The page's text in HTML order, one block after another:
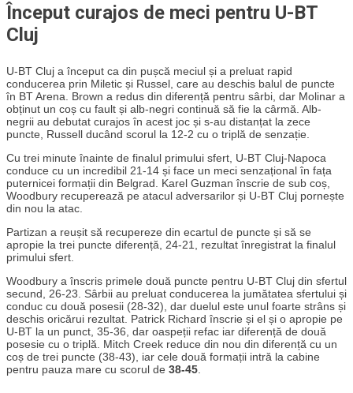
Început curajos de meci pentru U-BT
Cluj
U-BT Cluj a început ca din pușcă meciul și a preluat rapid
conducerea prin Miletic și Russel, care au deschis balul de puncte
în BT Arena. Brown a redus din diferență pentru sârbi, dar Molinar a
obținut un coș cu fault și alb-negri continuă să fie la cârmă. Alb-
negrii au debutat curajos în acest joc și s-au distanțat la zece
puncte, Russell ducând scorul la 12-2 cu o triplă de senzație.
Cu trei minute înainte de finalul primului sfert, U-BT Cluj-Napoca
conduce cu un incredibil 21-14 și face un meci senzațional în fața
puternicei formații din Belgrad. Karel Guzman înscrie de sub coș,
Woodbury recuperează pe atacul adversarilor și U-BT Cluj pornește
din nou la atac.
Partizan a reușit să recupereze din ecartul de puncte și să se
apropie la trei puncte diferență, 24-21, rezultat înregistrat la finalul
primului sfert.
Woodbury a înscris primele două puncte pentru U-BT Cluj din sfertul
secund, 26-23. Sârbii au preluat conducerea la jumătatea sfertului și
conduc cu două posesii (28-32), dar duelul este unul foarte strâns și
deschis oricărui rezultat. Patrick Richard înscrie și el și o apropie pe
U-BT la un punct, 35-36, dar oaspeții refac iar diferență de două
posesie cu o triplă. Mitch Creek reduce din nou din diferență cu un
coș de trei puncte (38-43), iar cele două formații intră la cabine
pentru pauza mare cu scorul de 38-45